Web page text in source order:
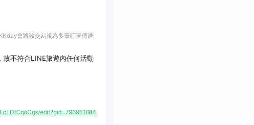
會將該交易視為多筆訂單傳送
不符合LINE旅遊內任何活動
edit?gid=796951884